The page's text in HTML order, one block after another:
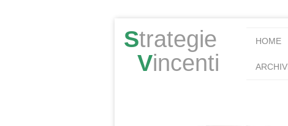
Strategie
Vincenti
HOME